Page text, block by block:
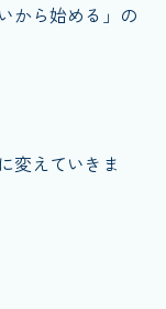
から始める」の
変えていきま